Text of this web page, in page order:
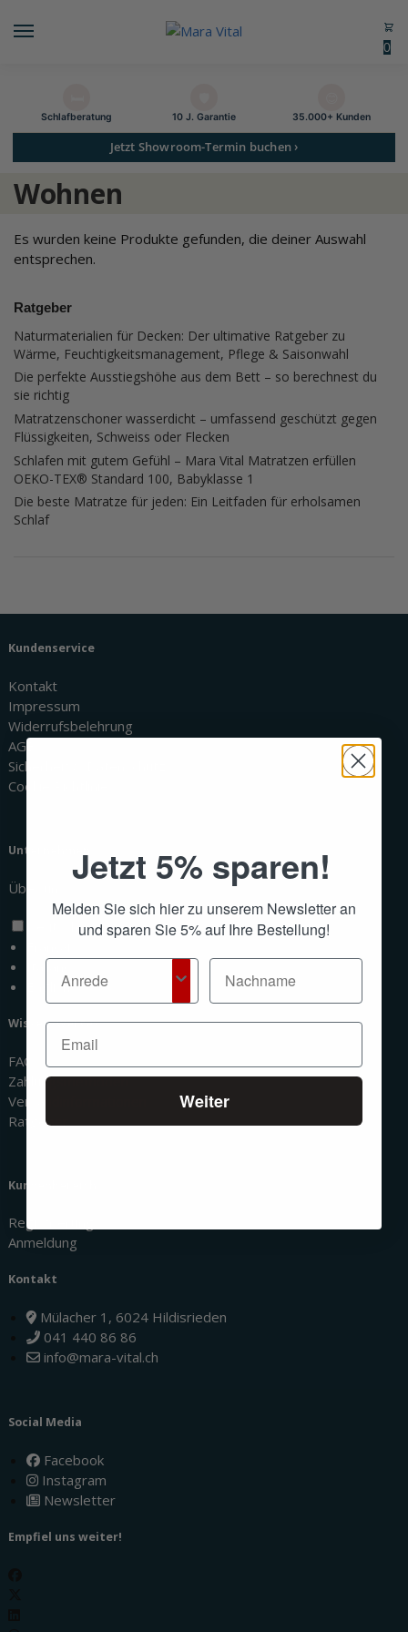
0
Schlaf­beratung 10 J. Garantie 35.000+ Kunden
Jetzt Showroom-Termin buchen ›
Wohnen
Es wurden keine Produkte gefunden, die deiner Auswahl
entsprechen.
Ratgeber
Naturmaterialien für Decken: Der ultimative Ratgeber zu
Wärme, Feuchtigkeitsmanagement, Pflege & Saisonwahl
Die perfekte Ausstiegshöhe aus dem Bett – so berechnest du
sie richtig
Matratzenschoner wasserdicht – umfassend geschützt gegen
Flüssigkeiten, Schweiss oder Flecken
Schlafen mit gutem Gefühl – Mara Vital Matratzen erfüllen
OEKO-TEX® Standard 100, Babyklasse 1
Die beste Matratze für jeden: Ein Leitfaden für erholsamen
Schlaf
Kundenservice
Kontakt
Impressum
Widerrufsbelehrung
AGBs
Sicherheit & Datenschutz
Cookie Richtlinie
Unternehmen
Über uns
Italiano
English
Wissenswertes
FAQ
Zahlungsmethoden
Versandinformationen
Ratgeber
Kundenbereich
Registrierung
Anmeldung
Kontakt
Mülacher 1, 6024 Hildisrieden
041 440 86 86
info@mara-vital.ch
Social Media
Facebook
Instagram
Newsletter
Empfiel uns weiter!
Jetzt 5% sparen!
Melden Sie sich hier zu unserem Newsletter an
und sparen Sie 5% auf Ihre Bestellung!
Weiter